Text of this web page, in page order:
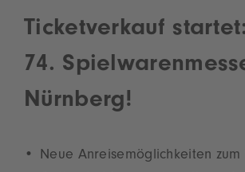
Ticketverkauf
74.
Nürnberg!
Neue Anreisemöglichkeiten